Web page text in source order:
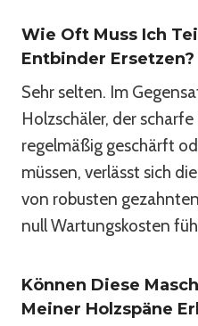
Wie Oft Muss Ich
Entbinder Ersetzen?
Sehr selten. Im
Holzschäler, der
regelmäßig geschärft
müssen, verlässt sich
von robusten
null Wartungskosten
Können Diese
Meiner Holzspäne